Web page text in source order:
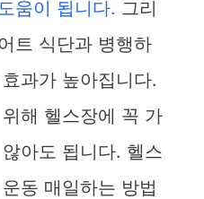
움이 됩니다. 그리
트 식단과 병행하
과가 높아집니다.
해 헬스장에 꼭 가
아도 됩니다. 헬스
동 매일하는 방법